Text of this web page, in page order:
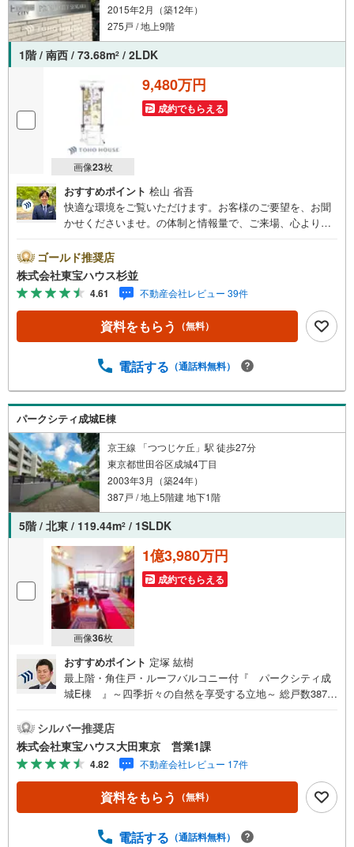
2015年2月（築12年）
275戸 / 地上9階
1階 / 南西 / 73.68m2 / 2LDK
画像23枚
9,480万円
成約でもらえる
おすすめポイント 桧山 省吾
快適な環境をご覧いただけます。お客様のご要望を、お聞
かせくださいませ。の体制と情報量で、ご来場、心よりお
「未来カレンダー」のご提案。・ 未来に起こるであろうご
自宅リフォームをオンライン上でご提案「ミラカレクラ
ブ」。・ 不動産売却時、ご自宅を綺麗にかつ瀟洒にさせる
CG加工ホームステイジングサービス。・ 購入者様へ、税
理士による確定申告の無料セミナーをご招待いたします。
◆ご予約に際して◆日時のご希望をお伝えください。（も
（居住中物件）の手配が必要な場合がございますのでご容
案内が可能となりますのでお手数ですがご一報ください。
◆物件のご案内は◆弊社へのご来社、お客様宅へのお迎
え・最寄駅での待ち合わせ、物件周辺のコンビニ等でお待
ち合わせなど、ご希望をお伝えください。ご希望条件をお
伝え頂けましたら、ご見学希望物件以外の資料も用意して
参ります。もちろん他の物件も併せてご案内させていただ
きます。
ゴールド推奨店
株式会社東宝ハウス杉並
4.61 不動産会社レビュー 39件
資料をもらう （無料）
電話する （通話料無料）
パークシティ成城E棟
京王線 「つつじケ丘」駅 徒歩27分
東京都世田谷区成城4丁目
2003年3月（築24年）
387戸 / 地上5階建 地下1階
5階 / 北東 / 119.44m2 / 1SLDK
画像36枚
1億3,980万円
成約でもらえる
おすすめポイント 定塚 紘樹
最上階・角住戸・ルーフバルコニー付『 パークシティ成
城E棟 』～四季折々の自然を享受する立地～ 総戸数387戸
望良好 食洗機付きゆとりのシステムキッチン ウッドデッキ
の広々ルーフバルコニー付 床暖房・浴室乾燥機など充実の
設備仕様 宅配BOX有り！留守中でも荷物を受け取れます～
東京、川崎エリアの「住まい」探しに確かな安心と満足を
～東宝ハウス大田東京ならではの高品質なサービスをお届
けします。各種ご相談も承っております。 住宅ローンのご
お問い合わせの際は「Yahoo！不動産を見た」とお伝え下
シルバー推奨店
株式会社東宝ハウス大田東京 営業1課
4.82 不動産会社レビュー 17件
資料をもらう （無料）
電話する （通話料無料）